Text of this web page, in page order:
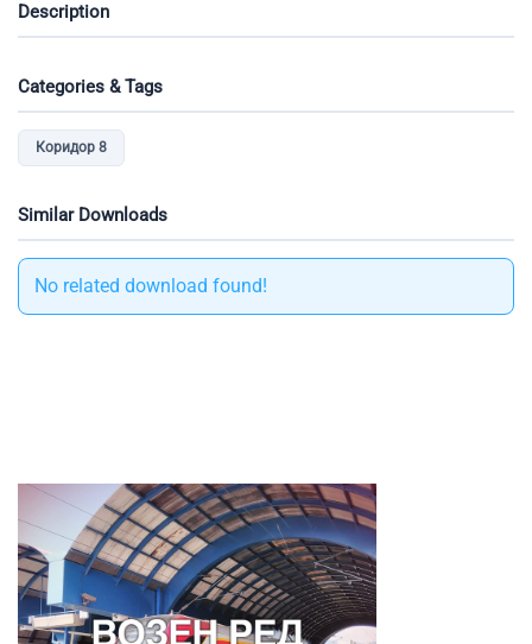
Description
Categories & Tags
Коридор 8
Similar Downloads
No related download found!